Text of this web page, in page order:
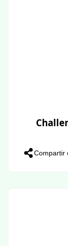
Compartir